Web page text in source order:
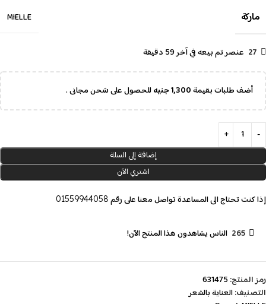
ماركة MIELLE
27 عنصر تم بيعه في آخر 59 دقيقة
أضف طلبات بقيمة1,300جنيهللحصول على شحن مجانى .
إضافة إلى السلة
اشتري الآن
إذا كنت تحتاج الى المساعدة تواصل معنا على رقم 01559944058
265 الناس يشاهدون هذا المنتج الآن!
رمز المنتج: 631475
التصنيف:العناية بالشعر